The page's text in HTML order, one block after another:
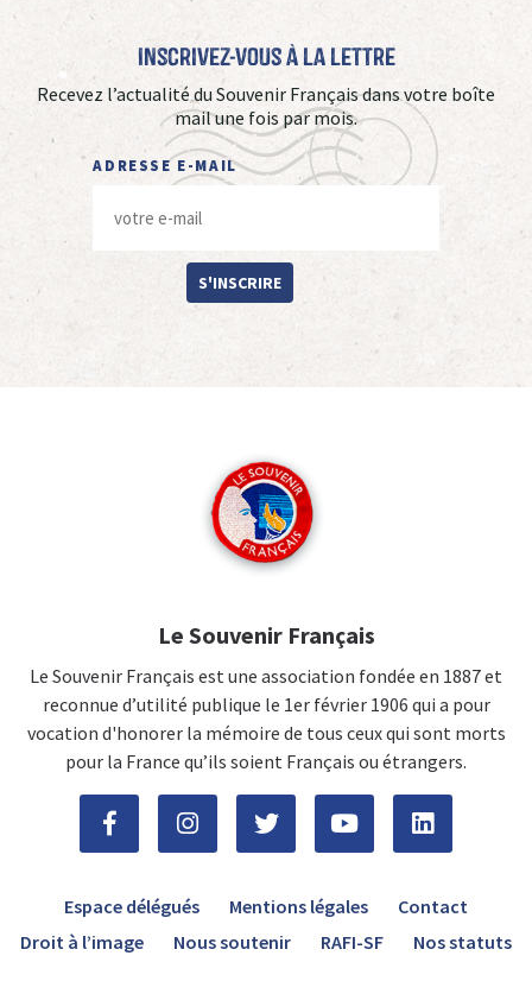
Inscrivez-vous à La Lettre
Recevez l’actualité du Souvenir Français dans votre boîte
mail une fois par mois.
ADRESSE E-MAIL
S'INSCRIRE
Le Souvenir Français
Le Souvenir Français est une association fondée en 1887 et
reconnue d’utilité publique le 1er février 1906 qui a pour
vocation d'honorer la mémoire de tous ceux qui sont morts
pour la France qu’ils soient Français ou étrangers.
Espace délégués Mentions légales
Contact
Droit à l’image
Nous soutenir RAFI-SF Nos statuts